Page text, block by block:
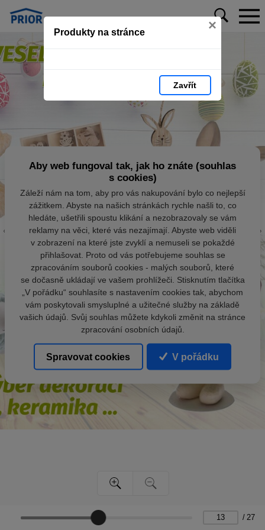
Produkty na stránce ×
Zavřít
/ 27
Aby web fungoval tak, jak ho znáte (souhlas
s cookies)
Záleží nám na tom, aby pro vás nakupování bylo co nejlepší
zážitkem. Abyste na našich stránkách rychle našli to, co
hledáte, ušetřili spoustu klikání a nezobrazovaly se vám
reklamy na věci, které vás nezajímají. Abyste web viděli
v zobrazení na které jste zvyklí a nemuseli se pokaždé
přihlašovat. Proto od vás potřebujeme souhlas se
zpracováním souborů cookies - malých souborů, které
se dočasně ukládají ve vašem prohlížeči. Stisknutím tlačítka
„V pořádku“ souhlasíte s nastavením cookies tak, abychom
vám poskytovali smysluplné a užitečné služby na základě
vašich údajů. Svůj souhlas můžete kdykoli změnit na stránce
zpracování osobních údajů.
Spravovat cookies V pořádku